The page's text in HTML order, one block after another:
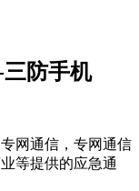
防手机
专网通信，专网通信
等提供的应急通